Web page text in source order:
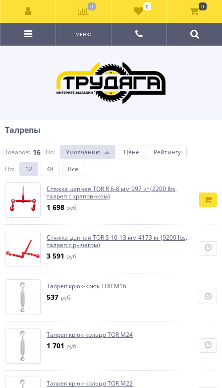
МЕНЮ
Талрепы
Товаров: 16 По: Умолчанию Цене
Рейтингу
По: 12 48 Все
Стяжка цепная TOR R 6-8 мм 997 кг (2200 lbs,
талреп с храповиком)
1 698 руб.
Стяжка цепная TOR S 10-13 мм 4173 кг (9200 lbs,
талреп с рычагом)
3 591 руб.
Талреп крюк-крюк TOR М16
537 руб.
Талреп крюк-кольцо TOR М24
1 701 руб.
Талреп крюк-кольцо TOR М22
0 0 0